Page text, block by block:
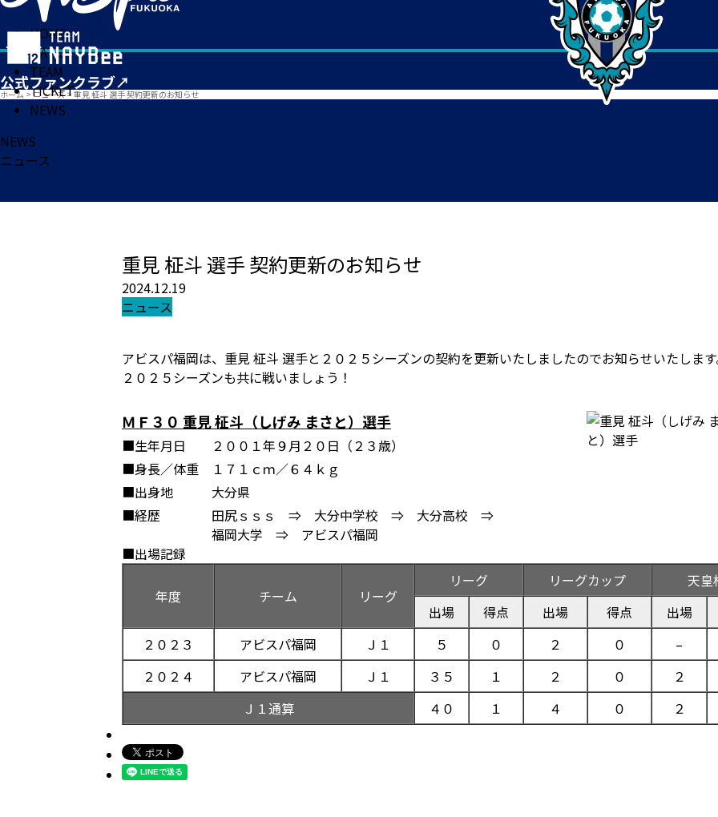
HOME
MATCH
TEAM
TICKET
NEWS
ホーム > ニュース> 重見 柾斗 選手 契約更新のお知らせ
NEWS
ニュース
重見 柾斗 選手 契約更新のお知らせ
2024.12.19
ニュース
アビスパ福岡は、重見 柾斗 選手と２０２５シーズンの契約を更新いたしましたのでお知らせいたします
２０２５シーズンも共に戦いましょう！
ＭＦ３０ 重見 柾斗（しげみ まさと）選手
■生年月日
２００１年９月２０日（２３歳）
■身長／体重
１７１ｃｍ／６４ｋｇ
■出身地
大分県
■経歴
田尻ｓｓｓ ⇒ 大分中学校 ⇒ 大分高校 ⇒
福岡大学 ⇒ アビスパ福岡
■出場記録
年度 チーム リーグ
リーグ リーグカップ
天皇
出場
得点 出場 得点 出場
２０２３
アビスパ福岡 Ｊ１ ５ ０ ２ ０ –
２０２４
アビスパ福岡 Ｊ１ ３５ １ ２ ０ ２
Ｊ１通算
４０ １ ４ ０ ２